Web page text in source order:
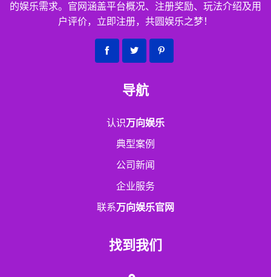
的娱乐需求。官网涵盖平台概况、注册奖励、玩法介绍及用
户评价，立即注册，共圆娱乐之梦！
导航
认识万向娱乐
典型案例
公司新闻
企业服务
联系万向娱乐官网
找到我们